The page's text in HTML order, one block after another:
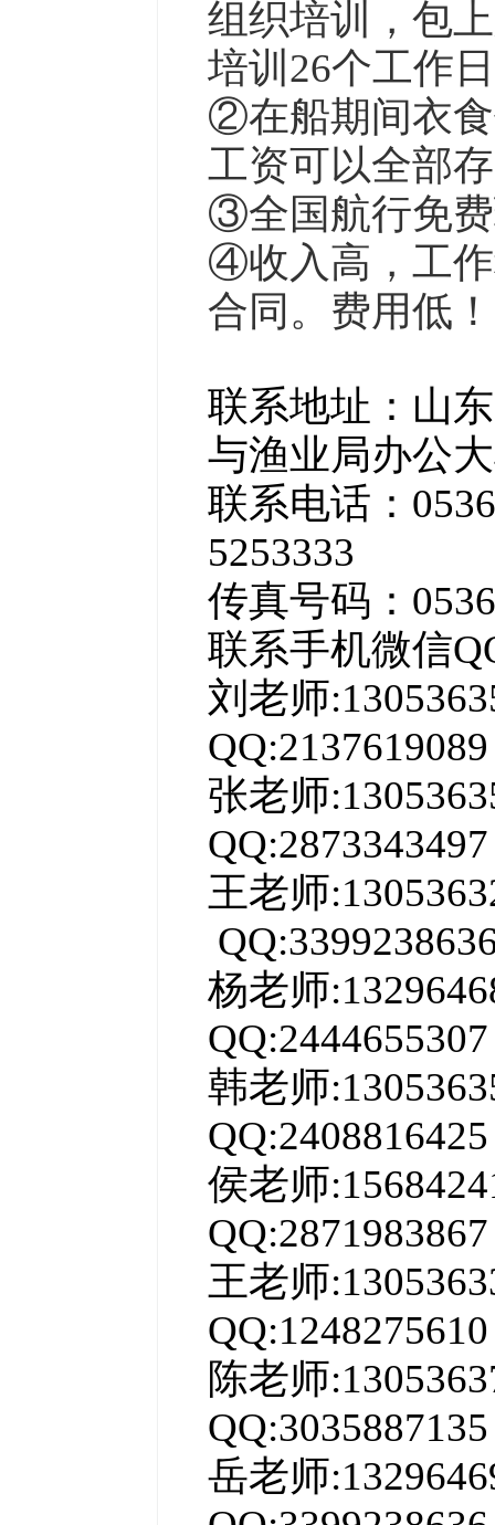
组织培训，包
培训26个工作
②在船期间衣
工资可以全部
③全国航行免
④收入高，工
合同。费用低
联系地址：山
与渔业局办公
联系电话：
5253333
传真号码：
联系手机微信
刘老师
QQ:2137619089
张老师
QQ:2873343497
王老师
杨老师
QQ:2444655307
韩老师
QQ:2408816425
侯老师
QQ:2871983867
王老师
QQ:1248275610
陈老师
QQ:3035887135
岳老师